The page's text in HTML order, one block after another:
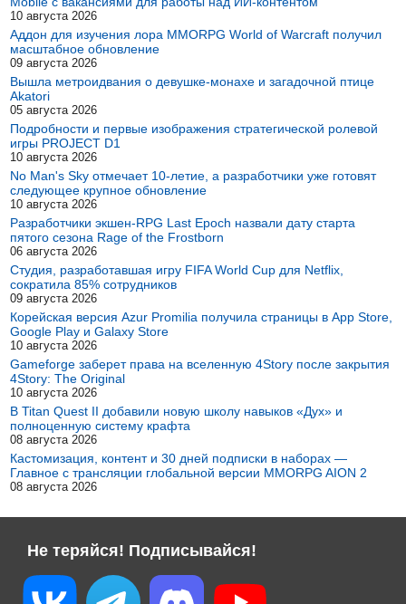
10 августа 2026
Аддон для изучения лора MMORPG World of Warcraft получил
масштабное обновление
09 августа 2026
Вышла метроидвания о девушке-монахе и загадочной птице
Akatori
05 августа 2026
Подробности и первые изображения стратегической ролевой
игры PROJECT D1
10 августа 2026
No Man's Sky отмечает 10-летие, а разработчики уже готовят
следующее крупное обновление
10 августа 2026
Разработчики экшен-RPG Last Epoch назвали дату старта
пятого сезона Rage of the Frostborn
06 августа 2026
Студия, разработавшая игру FIFA World Cup для Netflix,
сократила 85% сотрудников
09 августа 2026
Корейская версия Azur Promilia получила страницы в App Store,
Google Play и Galaxy Store
10 августа 2026
Gameforge заберет права на вселенную 4Story после закрытия
4Story: The Original
10 августа 2026
В Titan Quest II добавили новую школу навыков «Дух» и
полноценную систему крафта
08 августа 2026
Кастомизация, контент и 30 дней подписки в наборах —
Главное с трансляции глобальной версии MMORPG AION 2
08 августа 2026
Не теряйся! Подписывайся!